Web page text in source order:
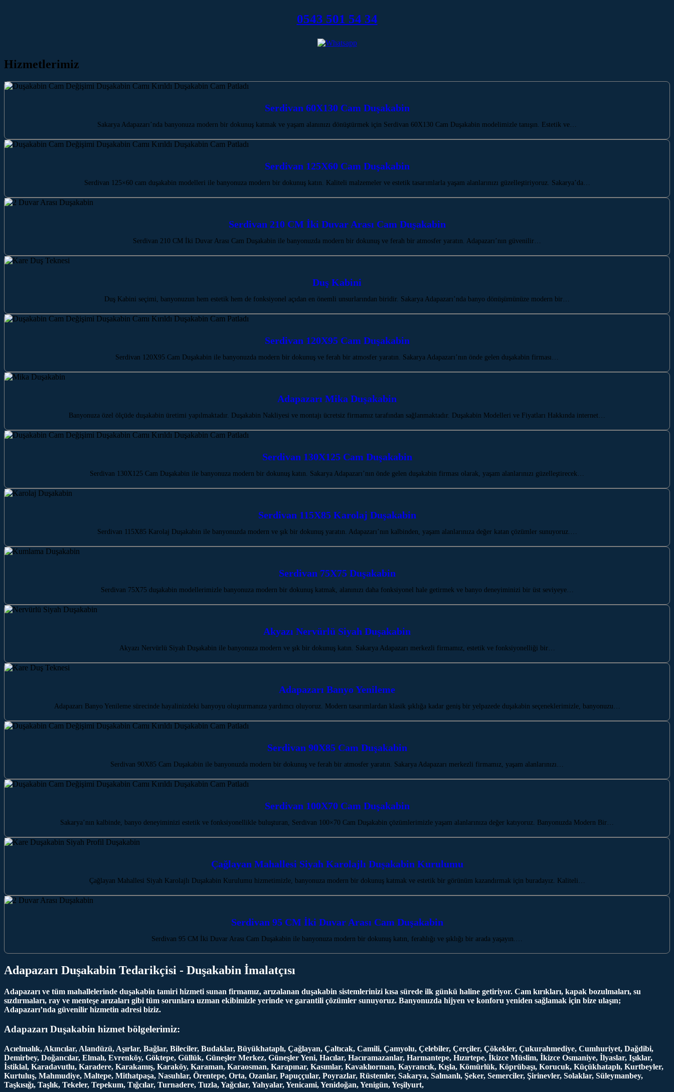
0543 501 54 34
Hizmetlerimiz
Serdivan 60X130 Cam Duşakabin
Sakarya Adapazarı’nda banyonuza modern bir dokunuş katmak ve yaşam alanınızı dönüştürmek için Serdivan 60X130 Cam Duşakabin modelimizle tanışın. Estetik ve…
Serdivan 125X60 Cam Duşakabin
Serdivan 125×60 cam duşakabin modelleri ile banyonuza modern bir dokunuş katın. Kaliteli malzemeler ve estetik tasarımlarla yaşam alanlarınızı güzelleştiriyoruz. Sakarya’da…
Serdivan 210 CM İki Duvar Arası Cam Duşakabin
Serdivan 210 CM İki Duvar Arası Cam Duşakabin ile banyonuzda modern bir dokunuş ve ferah bir atmosfer yaratın. Adapazarı’nın güvenilir…
Duş Kabini
Duş Kabini seçimi, banyonuzun hem estetik hem de fonksiyonel açıdan en önemli unsurlarından biridir. Sakarya Adapazarı’nda banyo dönüşümünüze modern bir…
Serdivan 120X95 Cam Duşakabin
Serdivan 120X95 Cam Duşakabin ile banyonuzda modern bir dokunuş ve ferah bir atmosfer yaratın. Sakarya Adapazarı’nın önde gelen duşakabin firması…
Adapazarı Mika Duşakabin
Banyonuza özel ölçüde duşakabin üretimi yapılmaktadır. Duşakabin Nakliyesi ve montajı ücretsiz firmamız tarafından sağlanmaktadır. Duşakabin Modelleri ve Fiyatları Hakkında internet…
Serdivan 130X125 Cam Duşakabin
Serdivan 130X125 Cam Duşakabin ile banyonuza modern bir dokunuş katın. Sakarya Adapazarı’nın önde gelen duşakabin firması olarak, yaşam alanlarınızı güzelleştirecek…
Serdivan 115X85 Karolaj Duşakabin
Serdivan 115X85 Karolaj Duşakabin ile banyonuzda modern ve şık bir dokunuş yaratın. Adapazarı’nın kalbinden, yaşam alanlarınıza değer katan çözümler sunuyoruz.…
Serdivan 75X75 Duşakabin
Serdivan 75X75 duşakabin modellerimizle banyonuza modern bir dokunuş katmak, alanınızı daha fonksiyonel hale getirmek ve banyo deneyiminizi bir üst seviyeye…
Akyazı Nervürlü Siyah Duşakabin
Akyazı Nervürlü Siyah Duşakabin ile banyonuza modern ve şık bir dokunuş katın. Sakarya Adapazarı merkezli firmamız, estetik ve fonksiyonelliği bir…
Adapazarı Banyo Yenileme
Adapazarı Banyo Yenileme sürecinde hayalinizdeki banyoyu oluşturmanıza yardımcı oluyoruz. Modern tasarımlardan klasik şıklığa kadar geniş bir yelpazede duşakabin seçeneklerimizle, banyonuzu…
Serdivan 90X85 Cam Duşakabin
Serdivan 90X85 Cam Duşakabin ile banyonuzda modern bir dokunuş ve ferah bir atmosfer yaratın. Sakarya Adapazarı merkezli firmamız, yaşam alanlarınızı…
Serdivan 100X70 Cam Duşakabin
Sakarya’nın kalbinde, banyo deneyiminizi estetik ve fonksiyonellikle buluşturan, Serdivan 100×70 Cam Duşakabin çözümlerimizle yaşam alanlarınıza değer katıyoruz. Banyonuzda Modern Bir…
Çağlayan Mahallesi Siyah Karolajlı Duşakabin Kurulumu
Çağlayan Mahallesi Siyah Karolajlı Duşakabin Kurulumu hizmetimizle, banyonuza modern bir dokunuş katmak ve estetik bir görünüm kazandırmak için buradayız. Kaliteli…
Serdivan 95 CM İki Duvar Arası Cam Duşakabin
Serdivan 95 CM İki Duvar Arası Cam Duşakabin ile banyonuza modern bir dokunuş katın, ferahlığı ve şıklığı bir arada yaşayın.…
Adapazarı Duşakabin Tedarikçisi - Duşakabin İmalatçısı
Adapazarı ve tüm mahallelerinde duşakabin tamiri hizmeti sunan firmamız, arızalanan duşakabin sistemlerinizi kısa sürede ilk günkü haline getiriyor. Cam kırıkları, kapak bozulmaları, su
sızdırmaları, ray ve menteşe arızaları gibi tüm sorunlara uzman ekibimizle yerinde ve garantili çözümler sunuyoruz. Banyonuzda hijyen ve konforu yeniden sağlamak için bize ulaşın;
Adapazarı’nda güvenilir hizmetin adresi biziz.
Adapazarı Duşakabin hizmet bölgelerimiz:
Acıelmalık, Akıncılar, Alandüzü, Aşırlar, Bağlar, Bileciler, Budaklar, Büyükhataplı, Çağlayan, Çaltıcak, Camili, Çamyolu, Çelebiler, Çerçiler, Çökekler, Çukurahmediye, Cumhuriyet, Dağdibi,
Demirbey, Doğancılar, Elmalı, Evrenköy, Göktepe, Güllük, Güneşler Merkez, Güneşler Yeni, Hacılar, Hacıramazanlar, Harmantepe, Hızırtepe, İkizce Müslim, İkizce Osmaniye, İlyaslar, Işıklar,
İstiklal, Karadavutlu, Karadere, Karakamış, Karaköy, Karaman, Karaosman, Karapınar, Kasımlar, Kavaklıorman, Kayrancık, Kışla, Kömürlük, Köprübaşı, Korucuk, Küçükhataplı, Kurtbeyler,
Kurtuluş, Mahmudiye, Maltepe, Mithatpaşa, Nasuhlar, Örentepe, Orta, Ozanlar, Papuççular, Poyrazlar, Rüstemler, Sakarya, Salmanlı, Şeker, Semerciler, Şirinevler, Solaklar, Süleymanbey,
Taşkısığı, Taşlık, Tekeler, Tepekum, Tığcılar, Turnadere, Tuzla, Yağcılar, Yahyalar, Yenicami, Yenidoğan, Yenigün, Yeşilyurt,